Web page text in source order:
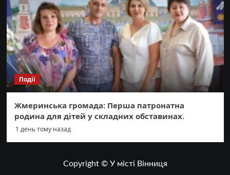
Події
Жмеринська громада: Перша патронатна
родина для дітей у складних обставинах.
1 день тому назад
Copyright © У місті Вінниця